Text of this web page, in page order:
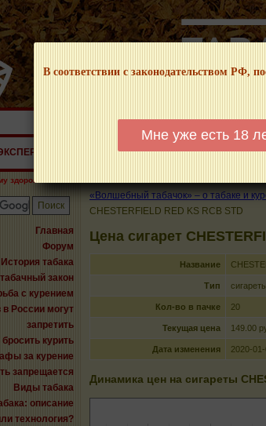
В соответствии с законодательством РФ,
Мне уже есть 18
НАШ ПОРТАЛ – ИНФОРМАЦИОННЫЙ! МЫ НЕ
КАЛЬЯНЫ ТРУБКИ ГДЕ
здоровью!
Главная
Форум
История табака
закон
с курением
в России могут
запретить
курить
за курение
запрещается
Виды табака
описание
технология?
«Волшебный табачок» – о табаке и
CHESTERFIELD RED KS RCB STD
Цена сигарет
Название
Тип
Кол-во в пачке 20
Текущая цена 149.00
Дата изменения 2020-01-
Динамика цен на сигареты